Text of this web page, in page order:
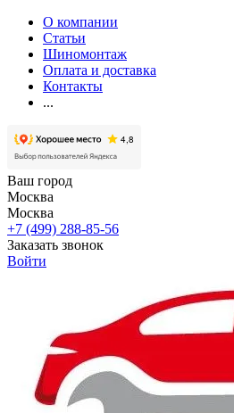
О компании
Статьи
Шиномонтаж
Оплата и доставка
Контакты
...
Ваш город
Москва
Москва
+7 (499) 288-85-56
Заказать звонок
Войти